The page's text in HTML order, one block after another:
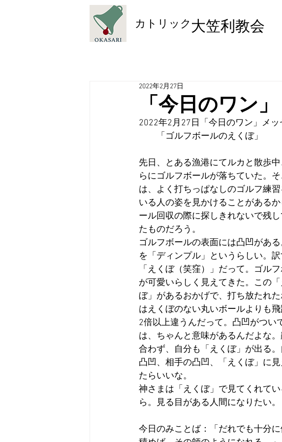
大笠利教会
​カトリック
「今日のワン」
2022年2月27日
2022年2月27日「今日のワン」メッ
「ゴルフボールのえくぼ」
先日、とある漁港にてルカと散歩
らにゴルフボールが落ちていた。
は、よく打ちっぱなしのゴルフ練
いる人の姿を見かけることがある
ール回収の際に探しきれないで残
たものだろう。
ゴルフボールの表面には凸凹があ
を「ディンプル」というらしい。訳
「えくぼ（笑窪）」だって。ゴル
が可愛いらしく見えてきた。この「
ぼ」があるおかげで、打ち放たれ
はえくぼのない丸いボールよりも
2倍以上違うんだって。凸凹がつい
は、ちゃんと意味があるんだよな
合わず、自分も「えくぼ」が出る
凸凹、相手の凸凹、「えくぼ」に見
たらいいな。
神さまは「えくぼ」で見てくれて
ら。見る目がある人間になりたい。
今日のみことば：「だれでも十分に